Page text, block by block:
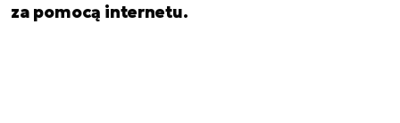
za pomocą internetu.